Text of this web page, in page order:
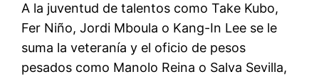
A la juventud de talentos como Take Kubo,
Fer Niño, Jordi Mboula o Kang-In Lee se le
suma la veteranía y el oficio de pesos
pesados como Manolo Reina o Salva Sevilla,